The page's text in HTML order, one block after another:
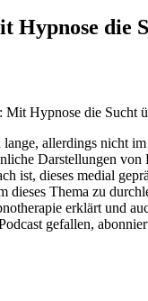
Hypnose die
Mit Hypnose die Sucht
lange, allerdings nicht
Darstellungen
ist, dieses medial
dieses Thema zu
erklärt und
gefallen,